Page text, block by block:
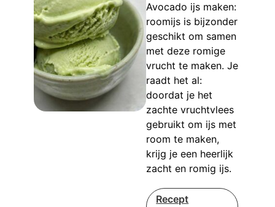
Avocado ijs maken:
roomijs is bijzonder
geschikt om samen
met deze romige
vrucht te maken. Je
raadt het al:
doordat je het
zachte vruchtvlees
gebruikt om ijs met
room te maken,
krijg je een heerlijk
zacht en romig ijs.
Recept